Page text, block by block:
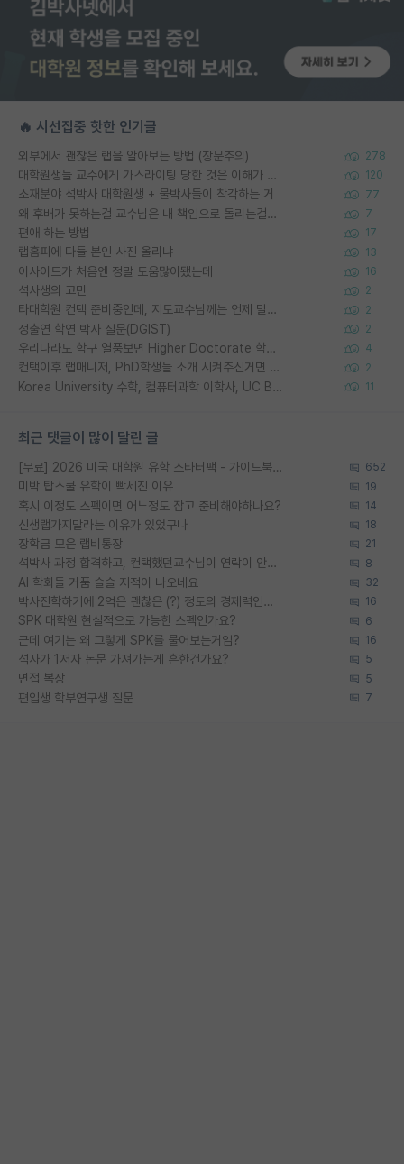
🔥 시선집중 핫한 인기글
외부에서 괜찮은 랩을 알아보는 방법 (장문주의) 278
대학원생들 교수에게 가스라이팅 당한 것은 이해가 갑니다. 안타깝네요. 120
소재분야 석박사 대학원생 + 물박사들이 착각하는 거 77
왜 후배가 못하는걸 교수님은 내 책임으로 돌리는걸까요? 7
편애 하는 방법 17
랩홈피에 다들 본인 사진 올리냐 13
이사이트가 처음엔 정말 도움많이됐는데 16
석사생의 고민 2
타대학원 컨텍 준비중인데, 지도교수님께는 언제 말씀드려야 할까요? 2
정출연 학연 박사 질문(DGIST) 2
우리나라도 학구 열풍보면 Higher Doctorate 학위가 필요하다고 봅니다. 4
컨택이후 랩매니저, PhD학생들 소개 시켜주신거면 거의 컨펌에 가깝나요? 2
Korea University 수학, 컴퓨터과학 이학사, UC Berkeley 산업공학 대학원 공학박사가 되는 것은 쉽지 않겠죠? 11
최근 댓글이 많이 달린 글
[무료] 2026 미국 대학원 유학 스타터팩 - 가이드북 & 합격자 컨택메일 템플릿 652
미박 탑스쿨 유학이 빡세진 이유 19
혹시 이정도 스펙이면 어느정도 잡고 준비해야하나요? 14
신생랩가지말라는 이유가 있었구나 18
장학금 모은 랩비통장 21
석박사 과정 합격하고, 컨택했던교수님이 연락이 안됩니다... 8
AI 학회들 거품 슬슬 지적이 나오네요 32
박사진학하기에 2억은 괜찮은 (?) 정도의 경제력인가요 16
SPK 대학원 현실적으로 가능한 스펙인가요? 6
근데 여기는 왜 그렇게 SPK를 물어보는거임? 16
석사가 1저자 논문 가져가는게 흔한건가요? 5
면접 복장 5
편입생 학부연구생 질문 7